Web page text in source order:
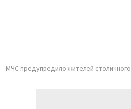
МЧС предупредило жителей